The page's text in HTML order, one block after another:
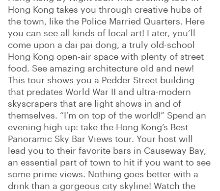
Hong Kong takes you through creative hubs of
the town, like the Police Married Quarters. Here
you can see all kinds of local art! Later, you’ll
come upon a dai pai dong, a truly old-school
Hong Kong open-air space with plenty of street
food. See amazing architecture old and new!
This tour shows you a Pedder Street building
that predates World War II and ultra-modern
skyscrapers that are light shows in and of
themselves. “I’m on top of the world!” Spend an
evening high up: take the Hong Kong’s Best
Panoramic Sky Bar Views tour. Your host will
lead you to their favorite bars in Causeway Bay,
an essential part of town to hit if you want to see
some prime views. Nothing goes better with a
drink than a gorgeous city skyline! Watch the